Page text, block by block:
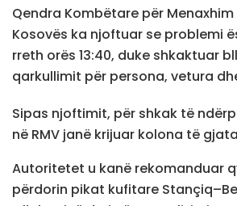
Qendra Kombëtare për
Kosovës ka njoftuar se problemi
rreth orës 13:40, duke shkaktuar
qarkullimit për persona, vetura
Sipas njoftimit, për shkak të
në RMV janë krijuar kolona të
Autoritetet u kanë rekomanduar
përdorin pikat kufitare